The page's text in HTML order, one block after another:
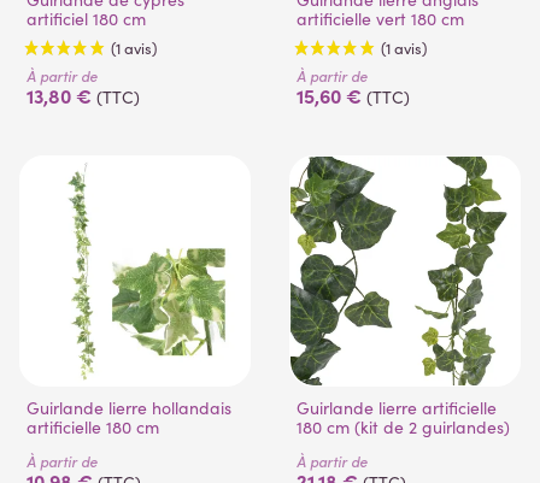
artificiel 180 cm
(1 avis)
À partir de
13,80 € (TTC)
artificielle vert 180 cm
(1 avis)
À partir de
15,60 € (TTC)
Guirlande lierre hollandais
artificielle 180 cm
À partir de
Guirlande lierre artificielle
180 cm (kit de 2 guirlandes)
À partir de